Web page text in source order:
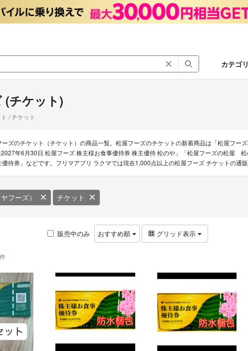
カテゴ
(チケット)
/ チケット
ーズのチケット（チケット）の商品一覧。松屋フーズのチケットの新着商品は「松屋フー
年6月30日 松屋フーズ 株主様お食事優待券 株主優待 松のや」「松屋フーズの松屋
券」などです。フリマアプリ ラクマでは現在1,000点以上の松屋フーズ チケットの通販
フーズ） チケット
販売中のみ おすすめ順 グリッド表示